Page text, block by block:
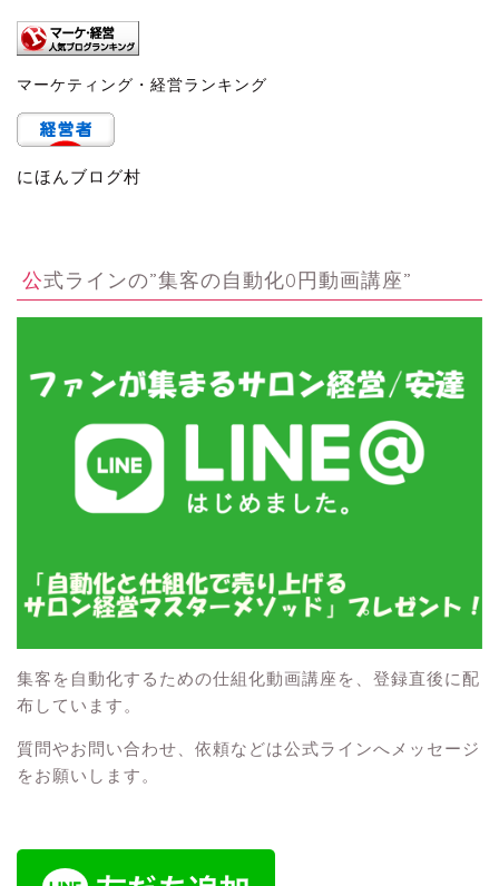
マーケティング・経営ランキング
にほんブログ村
公式ラインの”集客の自動化0円動画講座”
集客を自動化するための仕組化動画講座を、登録直後に配
布しています。
質問やお問い合わせ、依頼などは公式ラインへメッセージ
をお願いします。